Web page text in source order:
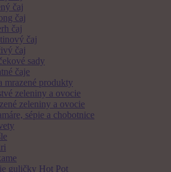
čaj
čaj
čaj
čaj
čaj
sady
čaje
mrazené produkty
zeleniny a ovocie
zeleniny a ovocie
sépie a chobotnice
guličky Hot Pot